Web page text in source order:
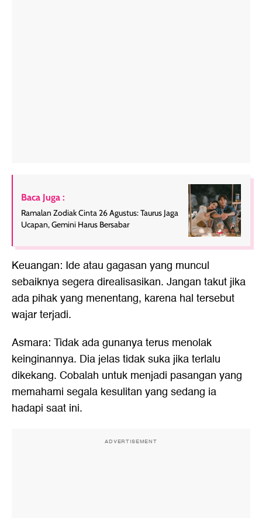
Baca Juga :
Ramalan Zodiak Cinta 26 Agustus: Taurus Jaga
Ucapan, Gemini Harus Bersabar
Keuangan: Ide atau gagasan yang muncul
sebaiknya segera direalisasikan. Jangan takut jika
ada pihak yang menentang, karena hal tersebut
wajar terjadi.
Asmara: Tidak ada gunanya terus menolak
keinginannya. Dia jelas tidak suka jika terlalu
dikekang. Cobalah untuk menjadi pasangan yang
memahami segala kesulitan yang sedang ia
hadapi saat ini.
ADVERTISEMENT